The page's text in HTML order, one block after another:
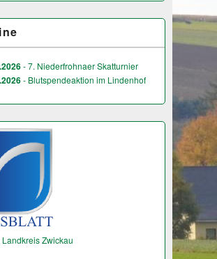
- 7. Niederfrohnaer Skatturnier
- Blutspendeaktion im Lindenhof
Landkreis Zwickau